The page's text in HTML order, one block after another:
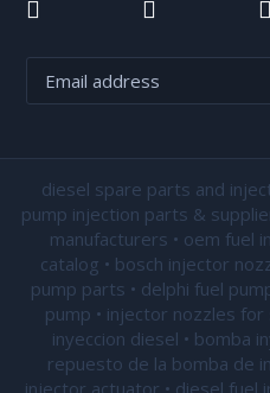
diesel spare parts and
pump injection parts &
manufacturers • oem fuel
catalog • bosch injector
pump parts • delphi fuel
pump • injector nozzles for
inyeccion diesel • bomba
repuesto de la bomba de
injector actuator • diesel fuel